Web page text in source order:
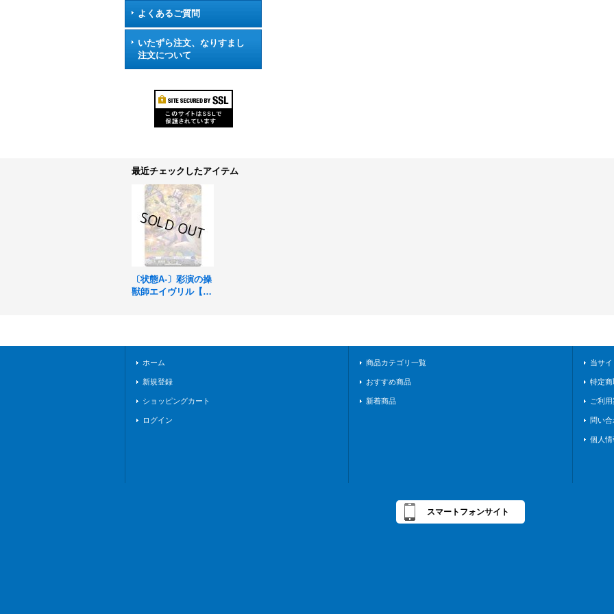
よくあるご質問
いたずら注文、なりすまし
注文について
最近チェックしたアイテム
〔状態A-〕彩演の操
獣師エイヴリル【S
ホーム
新規登録
ショッピングカート
ログイン
商品カテゴリ一覧
おすすめ商品
新着商品
当サ
特定
ご利
問い合
個人
スマートフォンサイト